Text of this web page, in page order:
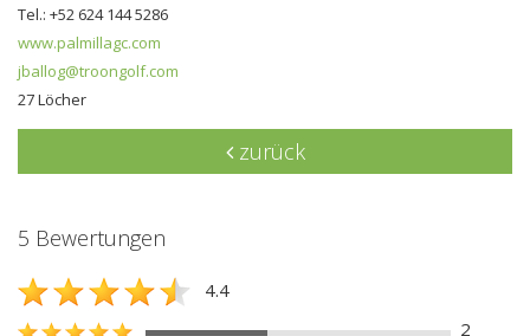
Tel.: +52 624 144 5286
www.palmillagc.com
jballog@troongolf.com
27 Löcher
zurück
5 Bewertungen
4.4
2